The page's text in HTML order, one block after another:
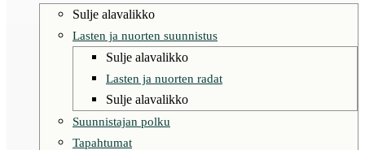
Sulje alavalikko
Lasten ja nuorten suunnistus
Sulje alavalikko
Lasten ja nuorten radat
Sulje alavalikko
Suunnistajan polku
Tapahtumat